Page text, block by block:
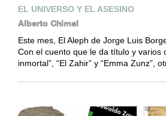
EL UNIVERSO Y EL ASESINO
Alberto Chimal
Este mes, El Aleph de Jorge Luis
Con el cuento que le da título y varios
inmortal”, “El Zahir” y “Emma Zunz”,